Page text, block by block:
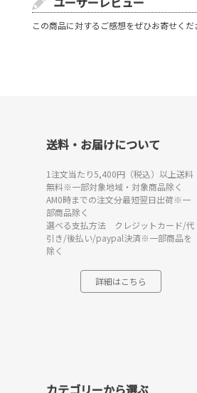
この商品に対するご感想をぜひお寄せく
送料・お届けについて
1注文当たり5,400円（税込）以上送料
無料※一部対象地域・対象商品除く
AM0時までの注文分最短翌日出荷※一
部商品除く
選べる支払方法 クレジットカード/代
引き/後払い/paypal決済※一部商品を
除く
詳細はこちら